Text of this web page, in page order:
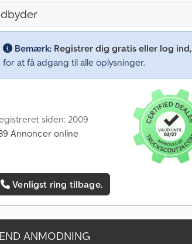
Bemærk: Registrer dig gratis eller log ind,
for at få adgang til alle oplysninger.
siden: 2009
Annoncer online
Venligst ring tilbage.
ANMODNING